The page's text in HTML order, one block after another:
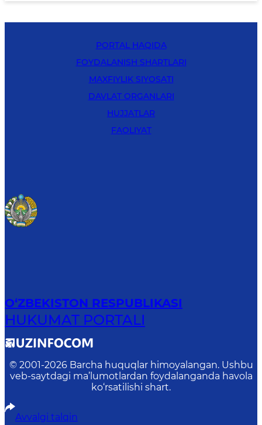
PORTAL HAQIDA
FOYDALANISH SHARTLARI
MAXFIYLIK SIYOSATI
DAVLAT ORGANLARI
HUJJATLAR
FAOLIYAT
O‘ZBEKISTON RESPUBLIKASI
HUKUMAT PORTALI
© 2001-2026 Barcha huquqlar himoyalangan. Ushbu
veb-saytdagi ma’lumotlardan foydalanganda havola
ko‘rsatilishi shart.
Avvalgi talqin